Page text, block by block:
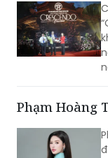
Phạm Hoàng